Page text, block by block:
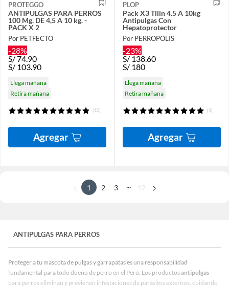
PROTEGGO
ANTIPULGAS PARA PERROS
100 Mg. DE 4,5 A 10 kg. -
PACK X 2
Por PETFECTO
-28%
S/74.90
S/ 103.90
Llega mañana
Retira mañana
(10)
Agregar
PLOP
Pack X3 Tilin 4.5 A 10kg
Antipulgas Con
Hepatoprotector
Por PERROPOLIS
-23%
S/ 138.60
S/ 180
Llega mañana
Retira mañana
(1)
Agregar
1 2 3 ... 12
ANTIPULGAS PARA PERROS
Proteger a tu mascota de pulgas y garrapatas es una responsabilidad
fundamental para todo dueño de perro en el Perú. Los productosantipulgas
para perros eliminan y previenen infestaciones de parásitos externos, cuidando